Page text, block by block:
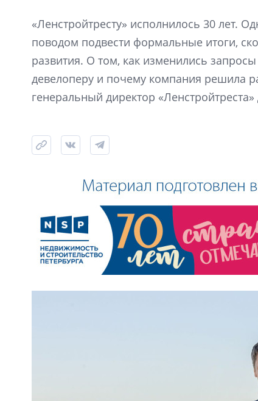
«Ленстройтресту» исполнилось 30 лет.
поводом подвести формальные итоги,
развития. О том, как изменились
девелоперу и почему компания решила
генеральный директор «Ленстройтреста»